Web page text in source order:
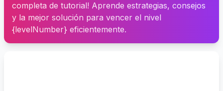
completa de tutorial! Aprende estrategias, consejos
y la mejor solución para vencer el nivel
{levelNumber} eficientemente.